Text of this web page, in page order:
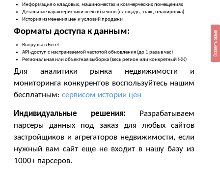
Информация о кладовых, машиноместах и коммерческих помещениях
Детальные характеристики всех объектов (площадь, этаж, планировка)
История изменения цен и условий продажи
Форматы доступа к данным:
Выгрузка в Excel
API-доступ с настраиваемой частотой обновления (до 1 раза в час)
Региональная или объектная выборка (весь регион или конкретный ЖК)
Для аналитики рынка недвижимости и
мониторинга конкурентов воспользуйтесь нашим
бесплатным: сервисом истории цен
Индивидуальные решения: Разрабатываем
парсеры данных под заказ для любых сайтов
застройщиков и агрегаторов недвижимости, если
нужный вам сайт еще не входит в нашу базу из
1000+ парсеров.
Оставить отзыв